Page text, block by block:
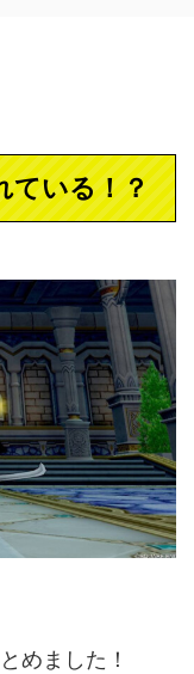
ている！？
めました！